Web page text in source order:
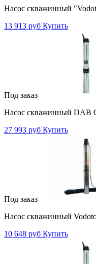
Насос скважинный
13 913 руб Купить
Под заказ
Насос скважинный DAB
27 993 руб Купить
Под заказ
Насос скважинный
10 648 руб Купить